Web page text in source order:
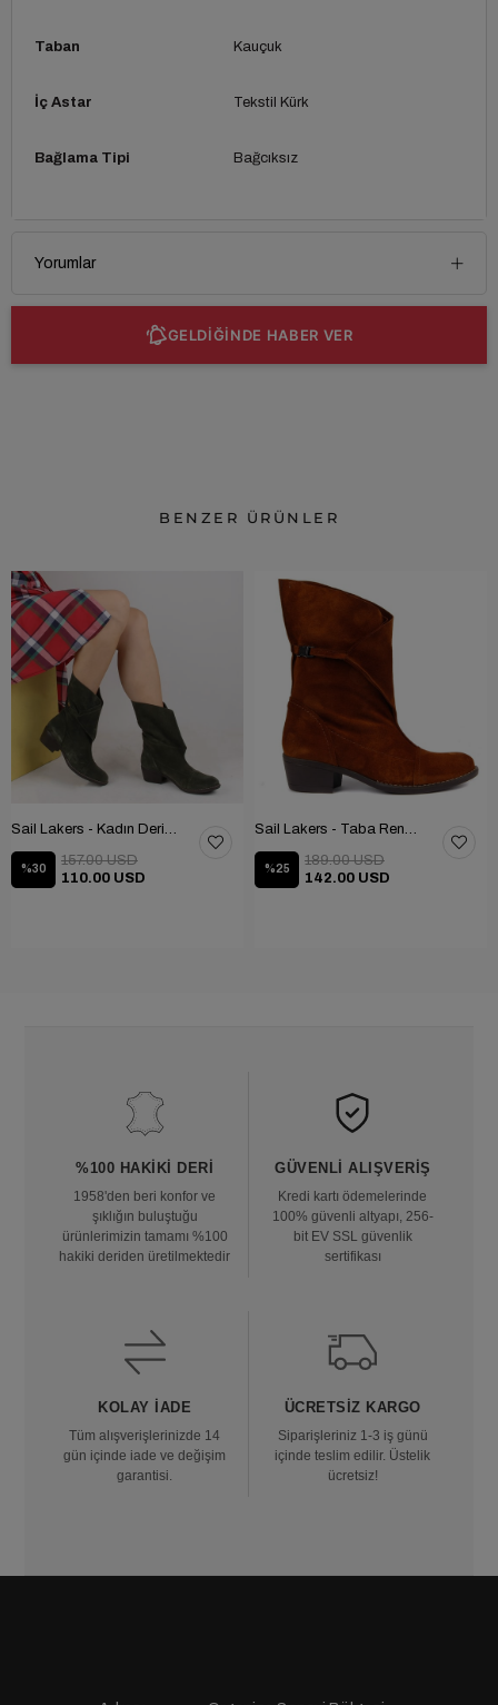
Taban Kauçuk
İç Astar Tekstil Kürk
Bağlama Tipi Bağcıksız
Yorumlar
GELDİĞİNDE HABER VER
BENZER ÜRÜNLER
%30
110.00 USD
157.00 USD
%25
142.00 USD
189.00 USD
%100 HAKIKI DERI
1958'den beri konfor ve
şıklığın buluştuğu
ürünlerimizin tamamı %100
hakiki deriden üretilmektedir
GÜVENLI ALIŞVERIŞ
Kredi kartı ödemelerinde
100% güvenli altyapı, 256-
bit EV SSL güvenlik
sertifikası
KOLAY İADE
Tüm alışverişlerinizde 14
gün içinde iade ve değişim
garantisi.
ÜCRETSIZ KARGO
Siparişleriniz 1-3 iş günü
içinde teslim edilir. Üstelik
ücretsiz!